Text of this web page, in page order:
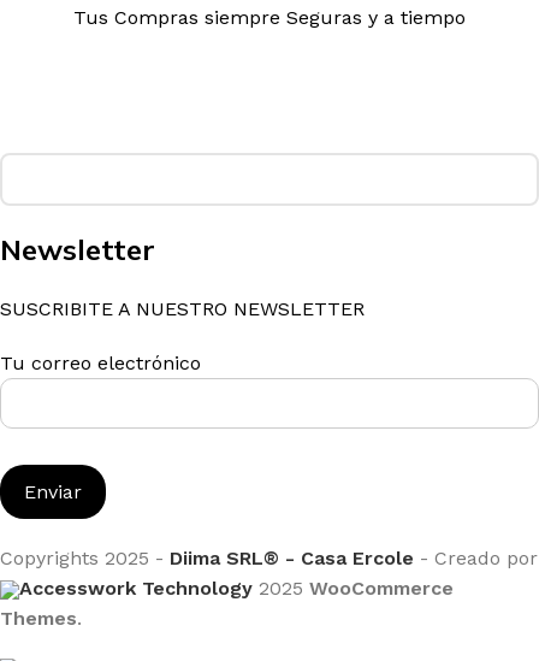
Tus Compras siempre Seguras y a tiempo
Newsletter
SUSCRIBITE A NUESTRO NEWSLETTER
Tu correo electrónico
Copyrights 2025 - Diima SRL® - Casa Ercole - Creado por
Accesswork Technology 2025 WooCommerce
Themes.